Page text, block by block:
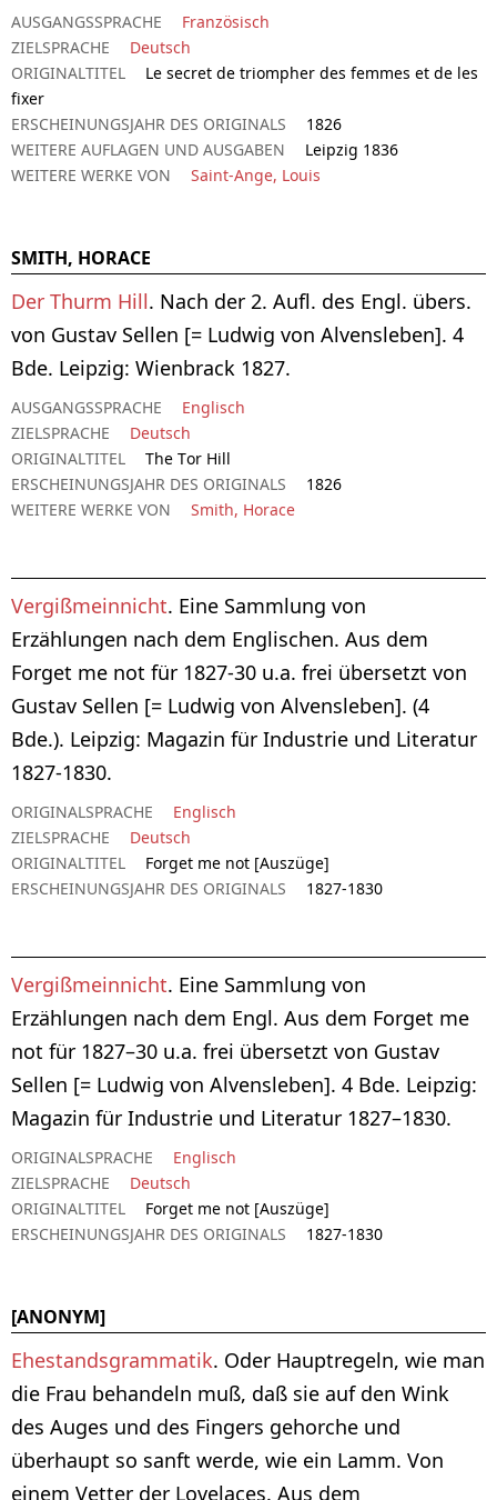
AUSGANGSSPRACHE
Französisch
ZIELSPRACHE
Deutsch
ORIGINALTITEL
Le secret de triompher des femmes et de les
fixer
ERSCHEINUNGSJAHR DES ORIGINALS
1826
WEITERE AUFLAGEN UND AUSGABEN
Leipzig 1836
WEITERE WERKE VON
Saint-Ange, Louis
SMITH, HORACE
Der Thurm Hill. Nach der 2. Aufl. des Engl. übers.
von Gustav Sellen [= Ludwig von Alvensleben]. 4
Bde. Leipzig: Wienbrack 1827.
AUSGANGSSPRACHE
Englisch
ZIELSPRACHE
Deutsch
ORIGINALTITEL
The Tor Hill
ERSCHEINUNGSJAHR DES ORIGINALS
1826
WEITERE WERKE VON
Smith, Horace
Vergißmeinnicht. Eine Sammlung von
Erzählungen nach dem Englischen. Aus dem
Forget me not für 1827-30 u.a. frei übersetzt von
Gustav Sellen [= Ludwig von Alvensleben]. (4
Bde.). Leipzig: Magazin für Industrie und Literatur
1827-1830.
ORIGINALSPRACHE
Englisch
ZIELSPRACHE
Deutsch
ORIGINALTITEL
Forget me not [Auszüge]
ERSCHEINUNGSJAHR DES ORIGINALS
1827-1830
Vergißmeinnicht. Eine Sammlung von
Erzählungen nach dem Engl. Aus dem Forget me
not für 1827–30 u.a. frei übersetzt von Gustav
Sellen [= Ludwig von Alvensleben]. 4 Bde. Leipzig:
Magazin für Industrie und Literatur 1827–1830.
ORIGINALSPRACHE
Englisch
ZIELSPRACHE
Deutsch
ORIGINALTITEL
Forget me not [Auszüge]
ERSCHEINUNGSJAHR DES ORIGINALS
1827-1830
[ANONYM]
Ehestandsgrammatik. Oder Hauptregeln, wie man
die Frau behandeln muß, daß sie auf den Wink
des Auges und des Fingers gehorche und
überhaupt so sanft werde, wie ein Lamm. Von
einem Vetter der Lovelaces. Aus dem